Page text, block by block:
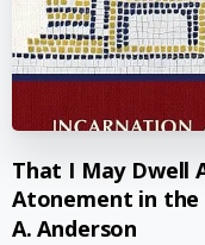
That I May Dwell
Atonement in the
A. Anderson